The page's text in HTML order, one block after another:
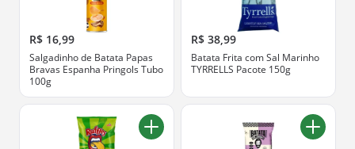
R$ 16,99
Salgadinho de Batata Papas
Bravas Espanha Pringols Tubo
100g
R$ 38,99
Batata Frita com Sal Marinho
TYRRELLS Pacote 150g